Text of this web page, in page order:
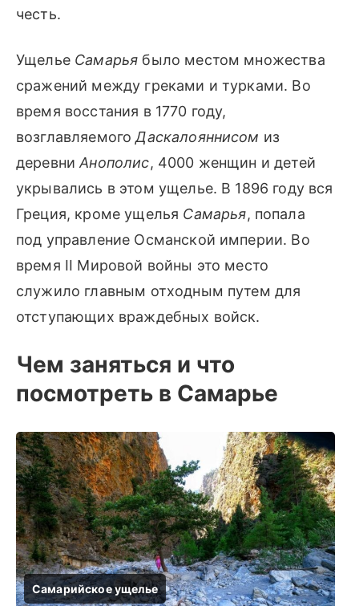
честь.
Ущелье Самарья было местом множества
сражений между греками и турками. Во
время восстания в 1770 году,
возглавляемогоДаскалояннисом из
деревниАнополис, 4000 женщин и детей
укрывались в этом ущелье. В 1896 году вся
Греция, кроме ущелья Самарья, попала
под управление Османской империи. Во
время II Мировой войны это место
служило главным отходным путем для
отступающих враждебных войск.
Чем заняться и что
посмотреть в Самарье